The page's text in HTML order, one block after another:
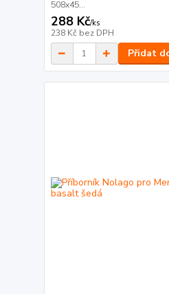
508x45...
288 Kč/ks
238 Kč bez DPH
Přidat